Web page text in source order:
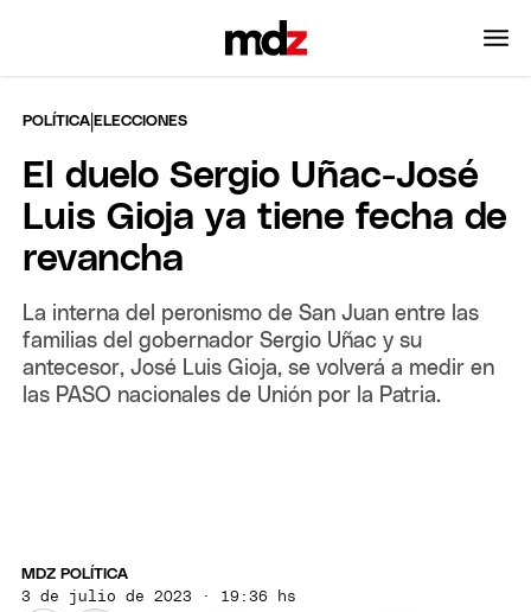
POLÍTICA |ELECCIONES
El duelo Sergio Uñac-José
Luis Gioja ya tiene fecha de
revancha
La interna del peronismo de San Juan entre las
familias del gobernador Sergio Uñac y su
antecesor, José Luis Gioja, se volverá a medir en
las PASO nacionales de Unión por la Patria.
MDZ POLÍTICA
3 de julio de 2023 · 19:36 hs